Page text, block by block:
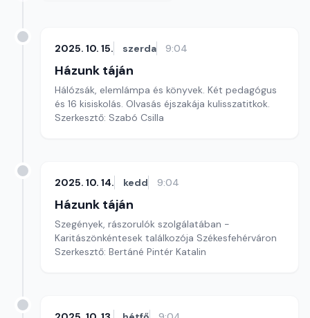
2025. 10. 15. szerda 9:04
Házunk táján
Hálózsák, elemlámpa és könyvek. Két pedagógus
és 16 kisiskolás. Olvasás éjszakája kulisszatitkok.
Szerkesztő: Szabó Csilla
2025. 10. 14. kedd 9:04
Házunk táján
Szegények, rászorulók szolgálatában -
Karitászönkéntesek találkozója Székesfehérváron
Szerkesztő: Bertáné Pintér Katalin